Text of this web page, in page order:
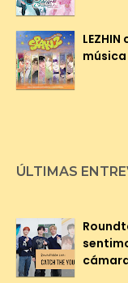
música
ÚLTIMAS